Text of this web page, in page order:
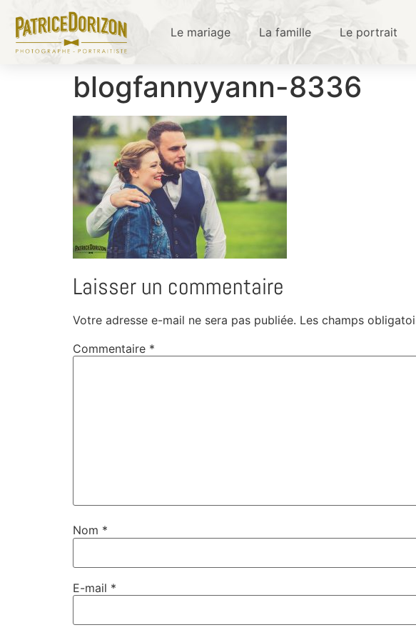
Le mariage La famille Le portrait
blogfannyyann-8336
Laisser un commentaire
Votre adresse e-mail ne sera pas publiée. Les champs
Commentaire *
Nom *
E-mail *